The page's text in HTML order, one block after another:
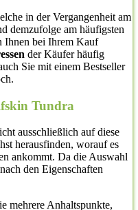
in der Vergangenheit am
demzufolge am häufigsten
Ihnen bei Ihrem Kauf
der Käufer häufig
Sie mit einem Bestseller
Tundra
ausschließlich auf diese
herausfinden, worauf es
ankommt. Da die Auswahl
den Eigenschaften
mehrere Anhaltspunkte,